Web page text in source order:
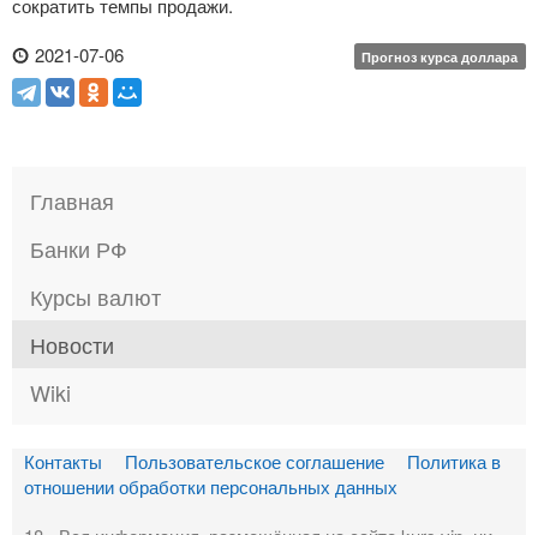
сократить темпы продажи.
2021-07-06
Прогноз курса доллара
Главная
Банки РФ
Курсы валют
Новости
Wiki
Контакты Пользовательское соглашение
Политика в
отношении обработки персональных данных